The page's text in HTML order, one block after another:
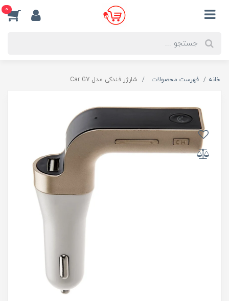
0
خانه فهرست محصولات شارژر فندکی مدل Car G7